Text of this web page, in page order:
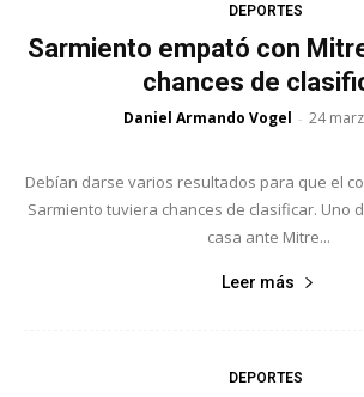
DEPORTES
Sarmiento empató con
chances de
Daniel Armando Vogel - 24
Debían darse varios resultados para que el
Sarmiento tuviera chances de clasificar. Uno
casa ante Mitre...
Leer más
DEPORTES